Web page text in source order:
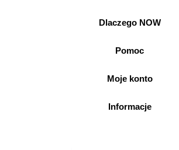
Dlaczego NOW
Pomoc
Moje konto
Informacje